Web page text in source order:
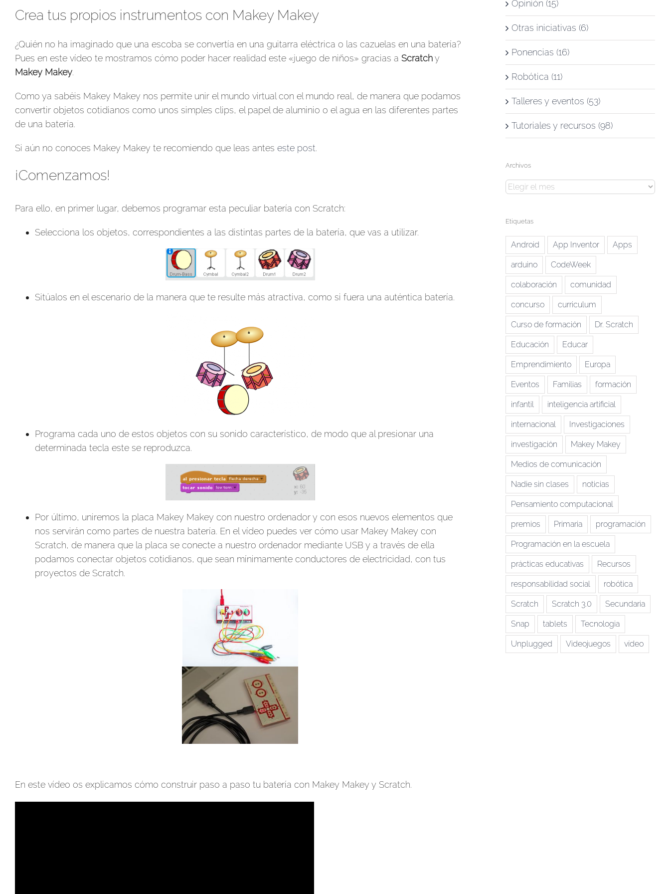
Crea tus propios instrumentos con Makey Makey
¿Quién no ha imaginado que una escoba se convertía en una guitarra eléctrica o las cazuelas en una batería?
Pues en este vídeo te mostramos cómo poder hacer realidad este «juego de niños» gracias a Scratchy
Makey Makey.
Como ya sabéis Makey Makey nos permite unir el mundo virtual con el mundo real, de manera que podamos
convertir objetos cotidianos como unos simples clips, el papel de aluminio o el agua en las diferentes partes
de una batería.
Si aún no conoces Makey Makey te recomiendo que leas antes este post.
¡Comenzamos!
Para ello, en primer lugar, debemos programar esta peculiar batería con Scratch:
Selecciona los objetos, correspondientes a las distintas partes de la batería, que vas a utilizar.
Sitúalos en el escenario de la manera que te resulte más atractiva, como si fuera una auténtica batería.
Programa cada uno de estos objetos con su sonido característico, de modo que al presionar una
determinada tecla este se reproduzca.
Por último, uniremos la placa Makey Makey con nuestro ordenador y con esos nuevos elementos que
nos servirán como partes de nuestra batería. En el vídeo puedes ver cómo usar Makey Makey con
Scratch, de manera que la placa se conecte a nuestro ordenador mediante USB y a través de ella
podamos conectar objetos cotidianos, que sean mínimamente conductores de electricidad, con tus
proyectos de Scratch.
En este vídeo os explicamos cómo construir paso a paso tu batería con Makey Makey y Scratch.
Opinión (15)
Otras iniciativas (6)
Ponencias (16)
Robótica (11)
Talleres y eventos (53)
Tutoriales y recursos (98)
Archivos
Archivos
Etiquetas
Android App Inventor Apps
arduino CodeWeek
colaboración comunidad
concurso curriculum
Curso de formación Dr. Scratch
Educación Educar
Emprendimiento Europa
Eventos Familias formación
infantil inteligencia artificial
internacional Investigaciones
investigación Makey Makey
Medios de comunicación
Nadie sin clases noticias
Pensamiento computacional
premios Primaria programación
Programación en la escuela
prácticas educativas Recursos
responsabilidad social robótica
Scratch Scratch 3.0 Secundaria
Snap tablets Tecnologia
Unplugged Videojuegos vídeo